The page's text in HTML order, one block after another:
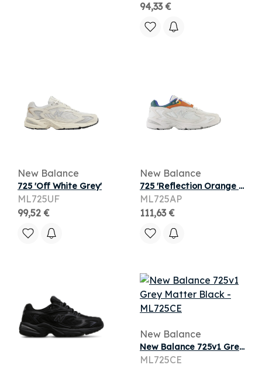
94,33 €
New Balance
725 'Off White Grey'
ML725UF
99,52 €
New Balance
725 'Reflection Orange Teal'
ML725AP
111,63 €
New Balance
New Balance 725v1 Grey Matter Black
ML725CE